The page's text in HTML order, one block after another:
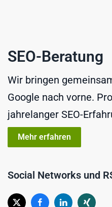
SEO-Beratung
Wir bringen
Google nach vorne.
jahrelanger SEO-
Mehr erfahren
Social Networks und